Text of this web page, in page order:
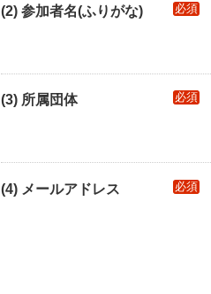
(2) 参加者名(ふりがな) 必須
(3) 所属団体 必須
(4) メールアドレス 必須